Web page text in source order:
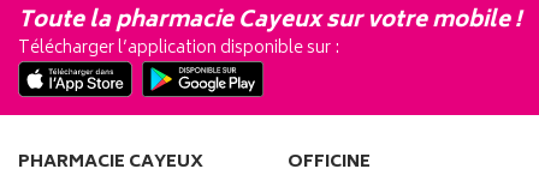
Toute la pharmacie Cayeux sur votre mobile !
Télécharger l’application disponible sur :
PHARMACIE CAYEUX OFFICINE